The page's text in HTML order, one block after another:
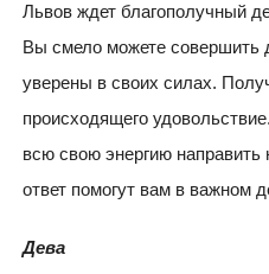
Львов ждет благополучный
Вы смело можете совершить
уверены в своих силах.
происходящего
всю свою энергию
ответ помогут вам в важном
Дева